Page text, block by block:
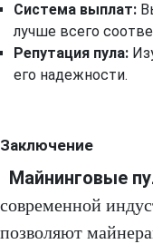
Система выплат:
лучше всего
Репутация пула:
его надежности.
Заключение
Майнинговые
современной
позволяют